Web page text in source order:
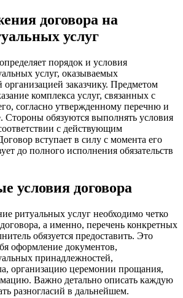
договора на
услуг
порядок и условия
услуг, оказываемых
заказчику. Предметом
комплекса услуг, связанных с
согласно утвержденному перечню и
Стороны обязуются выполнять условия
с действующим
вступает в силу с момента его
до полного исполнения обязательств
условия договора
ритуальных услуг необходимо четко
а именно, перечень конкретных
обязуется предоставить. Это
оформление документов,
принадлежностей,
организацию церемонии прощания,
Важно детально описать каждую
разногласий в дальнейшем.